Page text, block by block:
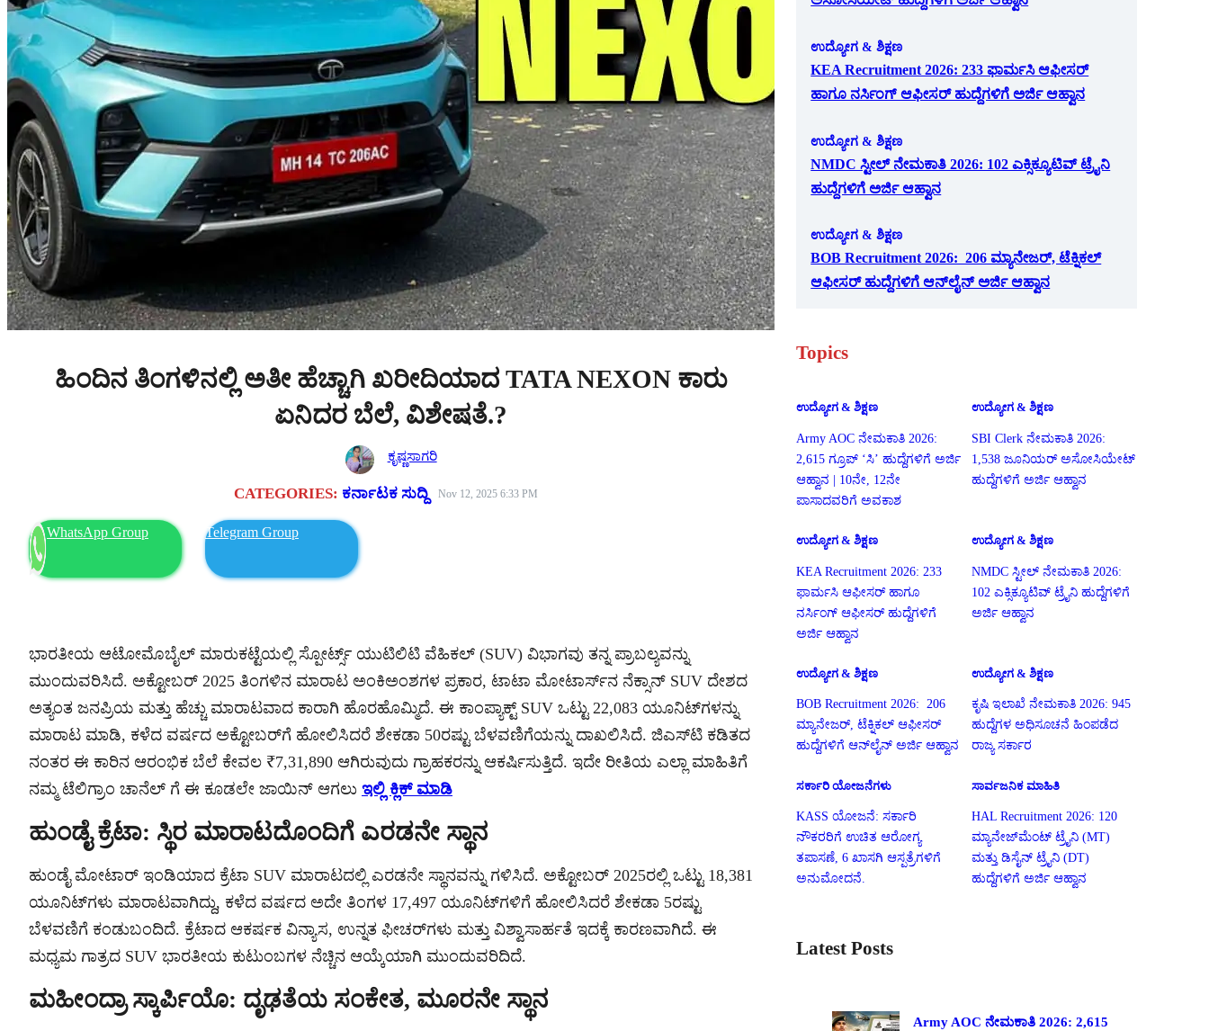
ಹಿಂದಿನ ತಿಂಗಳಿನಲ್ಲಿ ಅತೀ ಹೆಚ್ಚಾಗಿ ಖರೀದಿಯಾದ TATA NEXON ಕಾರು
ಏನಿದರ ಬೆಲೆ, ವಿಶೇಷತೆ.?
ಕೃಷ್ಣಸಾಗರಿ
CATEGORIES: ಕರ್ನಾಟಕ ಸುದ್ದಿ Nov 12, 2025 6:33 PM
WhatsApp Group Telegram Group
ಭಾರತೀಯ ಆಟೋಮೊಬೈಲ್ ಮಾರುಕಟ್ಟೆಯಲ್ಲಿ ಸ್ಪೋರ್ಟ್ಸ್ ಯುಟಿಲಿಟಿ ವೆಹಿಕಲ್ (SUV) ವಿಭಾಗವು ತನ್ನ ಪ್ರಾಬಲ್ಯವನ್ನು
ಮುಂದುವರಿಸಿದೆ. ಅಕ್ಟೋಬರ್ 2025 ತಿಂಗಳಿನ ಮಾರಾಟ ಅಂಕಿಅಂಶಗಳ ಪ್ರಕಾರ, ಟಾಟಾ ಮೋಟಾರ್ಸ್‌ನ ನೆಕ್ಸಾನ್ SUV ದೇಶದ
ಅತ್ಯಂತ ಜನಪ್ರಿಯ ಮತ್ತು ಹೆಚ್ಚು ಮಾರಾಟವಾದ ಕಾರಾಗಿ ಹೊರಹೊಮ್ಮಿದೆ. ಈ ಕಾಂಪ್ಯಾಕ್ಟ್ SUV ಒಟ್ಟು 22,083 ಯೂನಿಟ್‌ಗಳನ್ನು
ಮಾರಾಟ ಮಾಡಿ, ಕಳೆದ ವರ್ಷದ ಅಕ್ಟೋಬರ್‌ಗೆ ಹೋಲಿಸಿದರೆ ಶೇಕಡಾ 50ರಷ್ಟು ಬೆಳವಣಿಗೆಯನ್ನು ದಾಖಲಿಸಿದೆ. ಜಿಎಸ್‌ಟಿ ಕಡಿತದ
ನಂತರ ಈ ಕಾರಿನ ಆರಂಭಿಕ ಬೆಲೆ ಕೇವಲ ₹7,31,890 ಆಗಿರುವುದು ಗ್ರಾಹಕರನ್ನು ಆಕರ್ಷಿಸುತ್ತಿದೆ. ಇದೇ ರೀತಿಯ ಎಲ್ಲಾ ಮಾಹಿತಿಗೆ
ನಮ್ಮ ಟೆಲಿಗ್ರಾಂ ಚಾನೆಲ್ ಗೆ ಈ ಕೂಡಲೇ ಜಾಯಿನ್ ಆಗಲು ಇಲ್ಲಿ ಕ್ಲಿಕ್ ಮಾಡಿ
ಹುಂಡೈ ಕ್ರೆಟಾ: ಸ್ಥಿರ ಮಾರಾಟದೊಂದಿಗೆ ಎರಡನೇ ಸ್ಥಾನ
ಹುಂಡೈ ಮೋಟಾರ್ ಇಂಡಿಯಾದ ಕ್ರೆಟಾ SUV ಮಾರಾಟದಲ್ಲಿ ಎರಡನೇ ಸ್ಥಾನವನ್ನು ಗಳಿಸಿದೆ. ಅಕ್ಟೋಬರ್ 2025ರಲ್ಲಿ ಒಟ್ಟು 18,381
ಯೂನಿಟ್‌ಗಳು ಮಾರಾಟವಾಗಿದ್ದು, ಕಳೆದ ವರ್ಷದ ಅದೇ ತಿಂಗಳ 17,497 ಯೂನಿಟ್‌ಗಳಿಗೆ ಹೋಲಿಸಿದರೆ ಶೇಕಡಾ 5ರಷ್ಟು
ಬೆಳವಣಿಗೆ ಕಂಡುಬಂದಿದೆ. ಕ್ರೆಟಾದ ಆಕರ್ಷಕ ವಿನ್ಯಾಸ, ಉನ್ನತ ಫೀಚರ್‌ಗಳು ಮತ್ತು ವಿಶ್ವಾಸಾರ್ಹತೆ ಇದಕ್ಕೆ ಕಾರಣವಾಗಿದೆ. ಈ
ಮಧ್ಯಮ ಗಾತ್ರದ SUV ಭಾರತೀಯ ಕುಟುಂಬಗಳ ನೆಚ್ಚಿನ ಆಯ್ಕೆಯಾಗಿ ಮುಂದುವರಿದಿದೆ.
ಮಹೀಂದ್ರಾ ಸ್ಕಾರ್ಪಿಯೊ: ದೃಢತೆಯ ಸಂಕೇತ, ಮೂರನೇ ಸ್ಥಾನ
ಉದ್ಯೋಗ & ಶಿಕ್ಷಣ
KEA Recruitment 2026: 233 ಫಾರ್ಮಸಿ ಆಫೀಸರ್
ಹಾಗೂ ನರ್ಸಿಂಗ್ ಆಫೀಸರ್ ಹುದ್ದೆಗಳಿಗೆ ಅರ್ಜಿ ಆಹ್ವಾನ
ಉದ್ಯೋಗ & ಶಿಕ್ಷಣ
NMDC ಸ್ಟೀಲ್ ನೇಮಕಾತಿ 2026: 102 ಎಕ್ಸಿಕ್ಯೂಟಿವ್ ಟ್ರೈನಿ
ಹುದ್ದೆಗಳಿಗೆ ಅರ್ಜಿ ಆಹ್ವಾನ
ಉದ್ಯೋಗ & ಶಿಕ್ಷಣ
BOB Recruitment 2026: 206 ಮ್ಯಾನೇಜರ್, ಟೆಕ್ನಿಕಲ್
ಆಫೀಸರ್ ಹುದ್ದೆಗಳಿಗೆ ಆನ್‌ಲೈನ್ ಅರ್ಜಿ ಆಹ್ವಾನ
Topics
ಉದ್ಯೋಗ & ಶಿಕ್ಷಣ
Army AOC ನೇಮಕಾತಿ 2026:
2,615 ಗ್ರೂಪ್ ‘ಸಿ’ ಹುದ್ದೆಗಳಿಗೆ ಅರ್ಜಿ
ಆಹ್ವಾನ | 10ನೇ, 12ನೇ
ಪಾಸಾದವರಿಗೆ ಅವಕಾಶ
ಉದ್ಯೋಗ & ಶಿಕ್ಷಣ
SBI Clerk ನೇಮಕಾತಿ 2026:
1,538 ಜೂನಿಯರ್ ಅಸೋಸಿಯೇಟ್
ಹುದ್ದೆಗಳಿಗೆ ಅರ್ಜಿ ಆಹ್ವಾನ
ಉದ್ಯೋಗ & ಶಿಕ್ಷಣ
KEA Recruitment 2026: 233
ಫಾರ್ಮಸಿ ಆಫೀಸರ್ ಹಾಗೂ
ನರ್ಸಿಂಗ್ ಆಫೀಸರ್ ಹುದ್ದೆಗಳಿಗೆ
ಅರ್ಜಿ ಆಹ್ವಾನ
ಉದ್ಯೋಗ & ಶಿಕ್ಷಣ
NMDC ಸ್ಟೀಲ್ ನೇಮಕಾತಿ 2026:
102 ಎಕ್ಸಿಕ್ಯೂಟಿವ್ ಟ್ರೈನಿ ಹುದ್ದೆಗಳಿಗೆ
ಅರ್ಜಿ ಆಹ್ವಾನ
ಉದ್ಯೋಗ & ಶಿಕ್ಷಣ
BOB Recruitment 2026: 206
ಮ್ಯಾನೇಜರ್, ಟೆಕ್ನಿಕಲ್ ಆಫೀಸರ್
ಹುದ್ದೆಗಳಿಗೆ ಆನ್‌ಲೈನ್ ಅರ್ಜಿ ಆಹ್ವಾನ
ಉದ್ಯೋಗ & ಶಿಕ್ಷಣ
ಕೃಷಿ ಇಲಾಖೆ ನೇಮಕಾತಿ 2026: 945
ಹುದ್ದೆಗಳ ಅಧಿಸೂಚನೆ ಹಿಂಪಡೆದ
ರಾಜ್ಯ ಸರ್ಕಾರ
ಸರ್ಕಾರಿ ಯೋಜನೆಗಳು
KASS ಯೋಜನೆ: ಸರ್ಕಾರಿ
ನೌಕರರಿಗೆ ಉಚಿತ ಆರೋಗ್ಯ
ತಪಾಸಣೆ, 6 ಖಾಸಗಿ ಆಸ್ಪತ್ರೆಗಳಿಗೆ
ಅನುಮೋದನೆ.
ಸಾರ್ವಜನಿಕ ಮಾಹಿತಿ
HAL Recruitment 2026: 120
ಮ್ಯಾನೇಜ್‌ಮೆಂಟ್ ಟ್ರೈನಿ (MT)
ಮತ್ತು ಡಿಸೈನ್ ಟ್ರೈನಿ (DT)
ಹುದ್ದೆಗಳಿಗೆ ಅರ್ಜಿ ಆಹ್ವಾನ
Latest Posts
Army AOC ನೇಮಕಾತಿ 2026: 2,615